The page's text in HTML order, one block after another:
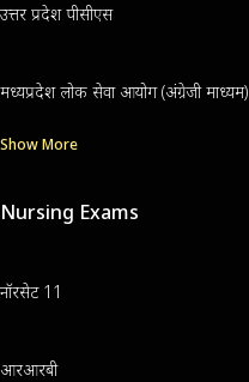
उत्तर प्रदेश पीसीएस
मध्यप्रदेश लोक सेवा आयोग (अंग्रेजी माध्यम)
Show More
Nursing Exams
नॉरसेट 11
आरआरबी